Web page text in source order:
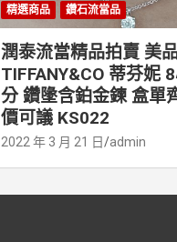
精選商品 鑽石流當品
潤泰流當精品拍賣 美
TIFFANY&CO 蒂芬妮
分 鑽墬含鉑金鍊 盒單
價可議 KS022
2022 年 3 月 21 日 admin